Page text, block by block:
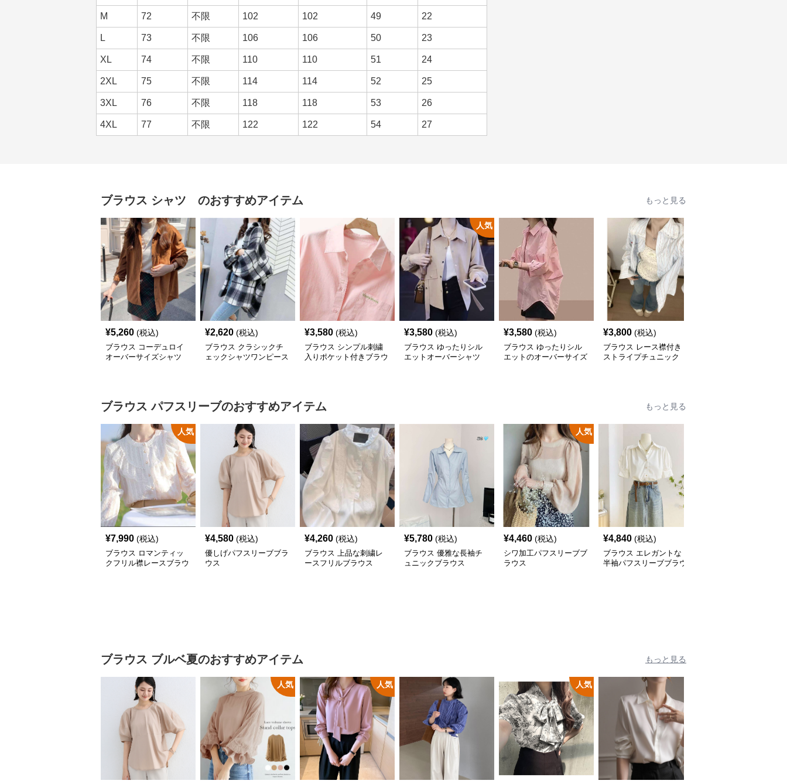
M 72 不限 102 102 49 22
L 73 不限 106 106 50 23
XL 74 不限 110 110 51 24
2XL 75 不限 114 114 52 25
3XL 76 不限 118 118 53 26
4XL 77 不限 122 122 54 27
ブラウス シャツ のおすすめアイテム もっと見る
¥5,260 (税込)
ブラウス コーデュロイ
オーバーサイズシャツ
¥2,620 (税込)
ブラウス クラシックチ
ェックシャツワンピース
¥3,580 (税込)
ブラウス シンプル刺繍
入りポケット付きブラウ
人気
¥3,580 (税込)
ブラウス ゆったりシル
エットオーバーシャツ
¥3,580 (税込)
ブラウス ゆったりシル
エットのオーバーサイズ
¥3,800 (税込)
ブラウス レース襟付き
ストライプチュニック
ブラウス パフスリーブのおすすめアイテム もっと見る
人気
¥7,990 (税込)
ブラウス ロマンティッ
クフリル襟レースブラウ
¥4,580 (税込)
優しげパフスリーブブラ
ウス
¥4,260 (税込)
ブラウス 上品な刺繍レ
ースフリルブラウス
¥5,780 (税込)
ブラウス 優雅な長袖チ
ュニックブラウス
人気
¥4,460 (税込)
シワ加工パフスリーブブ
ラウス
¥4,840 (税込)
ブラウス エレガントな
半袖パフスリーブブラウ
ブラウス ブルベ夏のおすすめアイテム もっと見る
人気 人気 人気